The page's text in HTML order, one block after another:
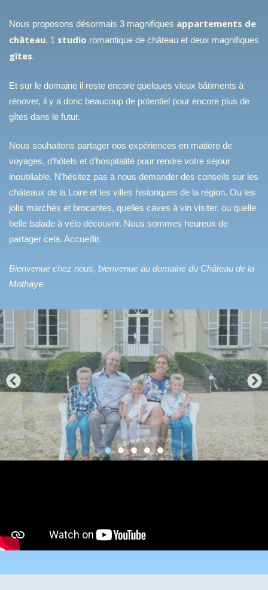
Nous proposons désormais 3 magnifiques appartements de
château, 1 studio romantique de château et deux magnifiques
gîtes.
Et sur le domaine il reste encore quelques vieux bâtiments à
rénover, il y a donc beaucoup de potentiel pour encore plus de
gîtes dans le futur.
Nous souhaitons partager nos expériences en matière de
voyages, d’hôtels et d’hospitalité pour rendre votre séjour
inoubliable. N’hésitez pas à nous demander des conseils sur les
châteaux de la Loire et les villes historiques de la région. Ou les
jolis marchés et brocantes, quelles caves à vin visiter, ou quelle
belle balade à vélo découvrir. Nous sommes heureux de
partager cela. Accueillir.
Bienvenue chez nous, bienvenue au domaine du Château de la
Mothaye.